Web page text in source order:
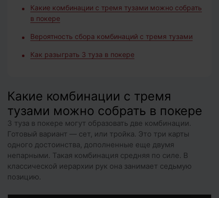
Какие комбинации с тремя тузами можно собрать
в покере
Вероятность сбора комбинаций с тремя тузами
Как разыграть 3 туза в покере
Какие комбинации с тремя
тузами можно собрать в покере
3 туза в покере могут образовать две комбинации.
Готовый вариант — сет, или тройка. Это три карты
одного достоинства, дополненные еще двумя
непарными. Такая комбинация средняя по силе. В
классической иерархии рук она занимает седьмую
позицию.